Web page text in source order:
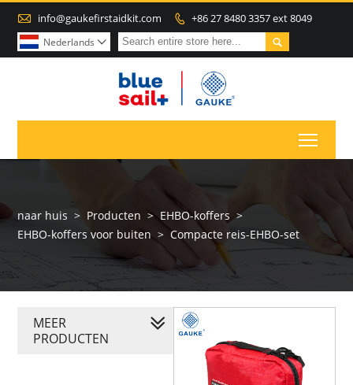
 info@gaukefirstaidkit.com  +86 27 8480 3357 ext 8049

Nederlands 
naar huis > Producten > EHBO-koffers >
EHBO-koffers voor buiten > Compacte reis-EHBO-set
MEER
PRODUCTEN